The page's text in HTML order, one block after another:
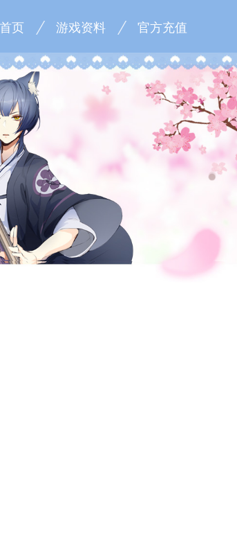
页 游戏资料 官方充值